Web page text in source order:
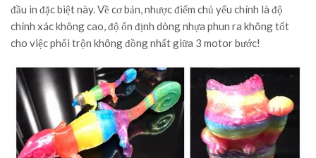
đầu in đặc biệt này. Về cơ bản, nhược điểm chủ yếu chính là độ
chính xác không cao, độ ổn định dòng nhựa phun ra không tốt
cho việc phối trộn không đồng nhất giữa 3 motor bước!